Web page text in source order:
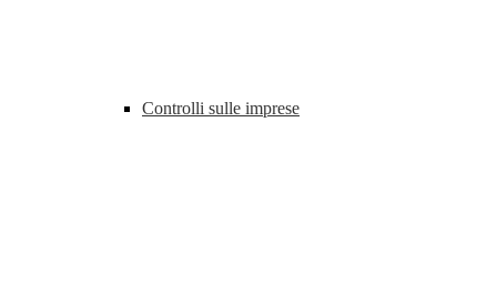
Controlli sulle imprese